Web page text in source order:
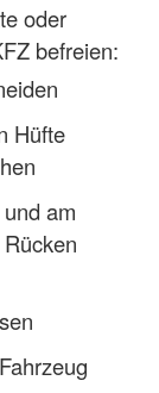
oder
befreien:
Hüfte
am